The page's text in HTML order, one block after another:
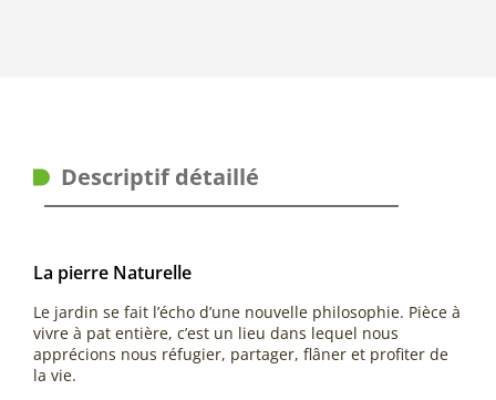
Descriptif détaillé
La pierre Naturelle
Le jardin se fait l’écho d’une nouvelle philosophie. Pièce à
vivre à pat entière, c’est un lieu dans lequel nous
apprécions nous réfugier, partager, flâner et profiter de
la vie.